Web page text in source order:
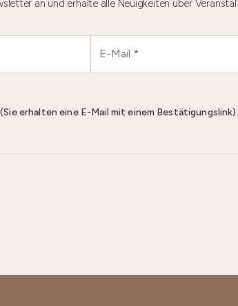
an und erhalte alle Neuigkeiten über
erhalten eine E-Mail mit einem